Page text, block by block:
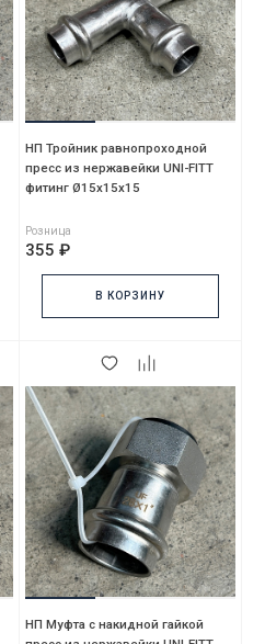
НП Тройник равнопроходной
пресс из нержавейки UNI-FITT
фитинг Ø15х15х15
Розница
355 ₽
В КОРЗИНУ
НП Муфта с накидной гайкой